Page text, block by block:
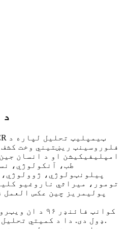
د
فلوروسینټ ریښتیني وخت
امپلیفیکیشن او د انسان
طب، آنکولوژي،
پیلونټولوژي،
تومور، میراثي ناروغیو
پولیمریز چین عکس
کوانټ فائنډر
ډول دی. دا د کمیتي تحلیل لپاره کارول کیدی شي.